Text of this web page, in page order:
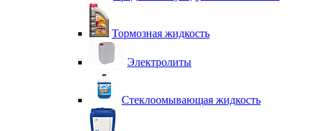
Тормозная жидкость
Электролиты
Стеклоомывающая жидкость